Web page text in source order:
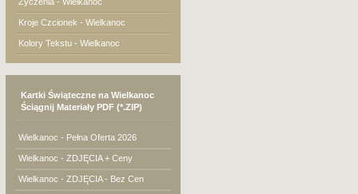
Kroje Czcionek - Wielkanoc
Kolory Tekstu - Wielkanoc
Kartki Świąteczne na Wielkanoc
Ściągnij Materiały PDF (*.ZIP)
Wielkanoc - Pełna Oferta 2026
Wielkanoc - ZDJĘCIA + Ceny
Wielkanoc - ZDJĘCIA - Bez Cen